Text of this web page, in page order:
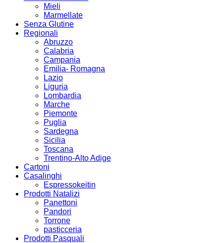
Mieli
Marmellate
Senza Glutine
Regionali
Abruzzo
Calabria
Campania
Emilia- Romagna
Lazio
Liguria
Lombardia
Marche
Piemonte
Puglia
Sardegna
Sicilia
Toscana
Trentino-Alto Adige
Cartoni
Casalinghi
Espressokeitin
Prodotti Natalizi
Panettoni
Pandori
Torrone
pasticceria
Prodotti Pasquali